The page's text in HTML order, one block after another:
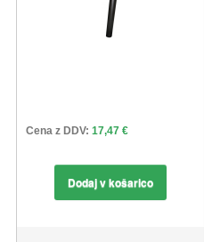
Cena z DDV: 17,47 €
Dodaj v košarico